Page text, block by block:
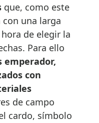
que, como este
una larga
de elegir la
Para ello
emperador,
con
de campo
cardo, símbolo